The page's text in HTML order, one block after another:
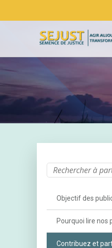
Objectif des
Pourquoi lire nos
Contribuez et